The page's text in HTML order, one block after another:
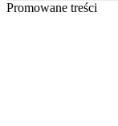
Promowane treści